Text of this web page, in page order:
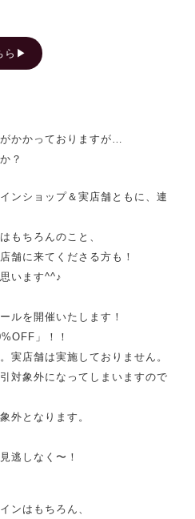
ら▶︎
かかっておりますが…
？
ンショップ＆実店舗ともに、連
もちろんのこと、
舗に来てくださる方も！
います^^♪
ルを開催いたします！
」！！
実店舗は実施しておりません。
対象外になってしまいますので
外となります。
逃しなく〜！
ンはもちろん、